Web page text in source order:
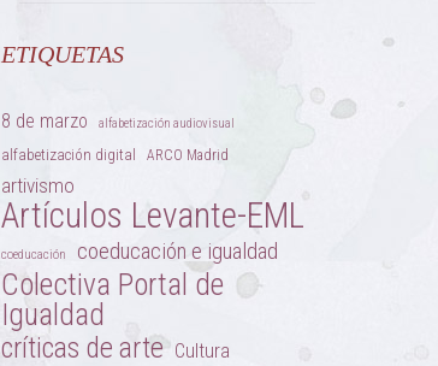
ETIQUETAS
8 de marzo alfabetización audiovisual
alfabetización digital ARCO Madrid
artivismo
Artículos Levante-EML
coeducación coeducación e igualdad
Colectiva Portal de
Igualdad
críticas de arte Cultura